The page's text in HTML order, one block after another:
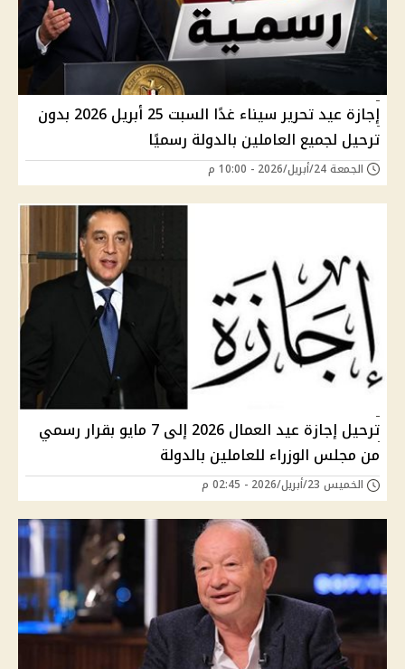
إجازة عيد تحرير سيناء غدًا السبت 25 أبريل 2026 بدون
ترحيل لجميع العاملين بالدولة رسميًا
الجمعة 24/أبريل/2026 - 10:00 م
ترحيل إجازة عيد العمال 2026 إلى 7 مايو بقرار رسمي
من مجلس الوزراء للعاملين بالدولة
الخميس 23/أبريل/2026 - 02:45 م